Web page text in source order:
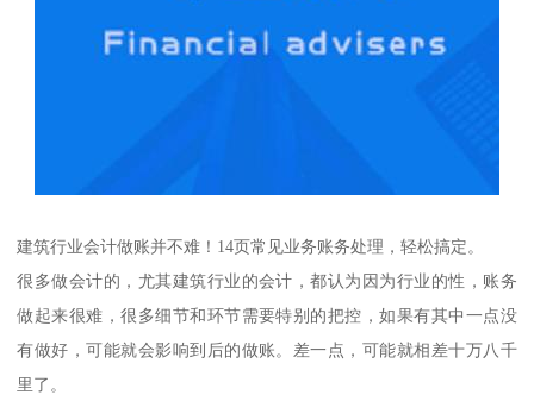
建筑行业会计做账并不难！14页常见业务账务处理，轻松搞定。
很多做会计的，尤其建筑行业的会计，都认为因为行业的性，账务
做起来很难，很多细节和环节需要特别的把控，如果有其中一点没
有做好，可能就会影响到后的做账。差一点，可能就相差十万八千
里了。